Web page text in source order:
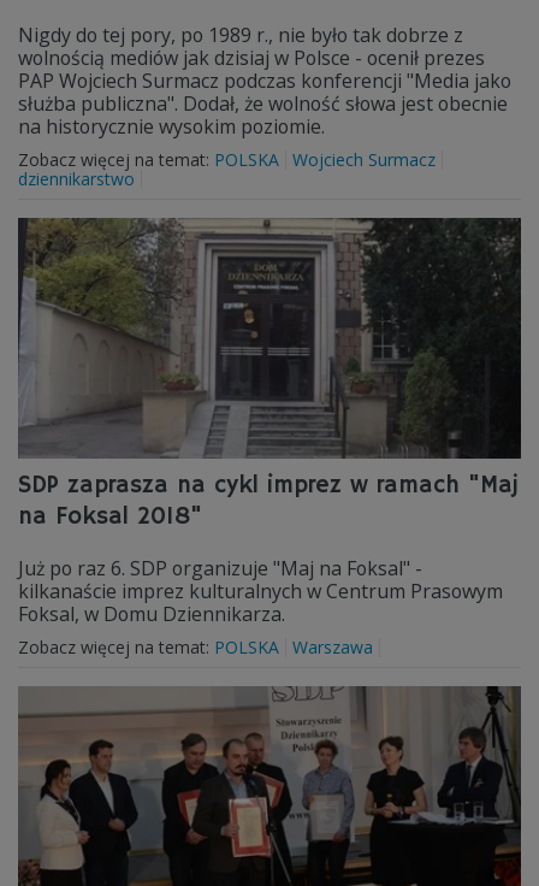
Nigdy do tej pory, po 1989 r., nie było tak dobrze z
wolnością mediów jak dzisiaj w Polsce - ocenił prezes
PAP Wojciech Surmacz podczas konferencji "Media jako
służba publiczna". Dodał, że wolność słowa jest obecnie
na historycznie wysokim poziomie.
Zobacz więcej na temat: POLSKA Wojciech Surmacz
dziennikarstwo
SDP zaprasza na cykl imprez w ramach "Maj
na Foksal 2018"
Już po raz 6. SDP organizuje "Maj na Foksal" -
kilkanaście imprez kulturalnych w Centrum Prasowym
Foksal, w Domu Dziennikarza.
Zobacz więcej na temat: POLSKA Warszawa